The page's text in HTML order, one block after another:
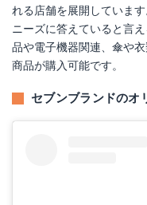
れる店舗を展開していま
ニーズに答えていると言
品や電子機器関連、傘や
商品が購入可能です。
セブンブランドのオ